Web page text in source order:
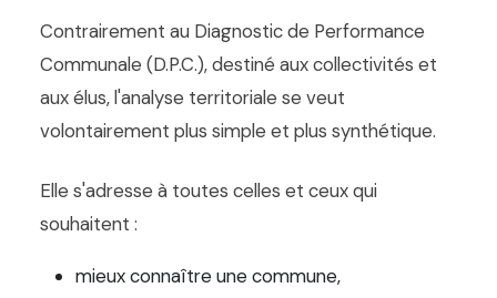
Contrairement au Diagnostic de Performance
Communale (D.P.C.), destiné aux collectivités et
aux élus, l'analyse territoriale se veut
volontairement plus simple et plus synthétique.
Elle s'adresse à toutes celles et ceux qui
souhaitent :
mieux connaître une commune,